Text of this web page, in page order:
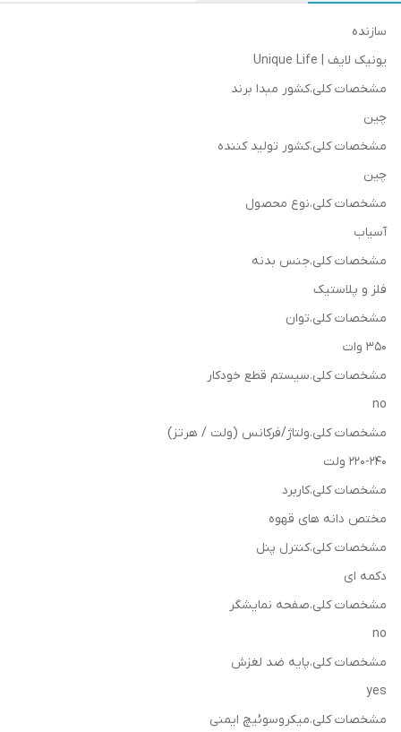
سازنده
یونیک لایف | Unique Life
مشخصات کلی.کشور مبدا برند
چین
مشخصات کلی.کشور تولید کننده
چین
مشخصات کلی.نوع محصول
آسیاب
مشخصات کلی.جنس بدنه
فلز و پلاستیک
مشخصات کلی.توان
350 وات
مشخصات کلی.سیستم قطع خودکار
no
مشخصات کلی.ولتاژ/فرکانس (ولت / هرتز)
220-240 ولت
مشخصات کلی.کاربرد
مختص دانه های قهوه
مشخصات کلی.کنترل پنل
دکمه ای
مشخصات کلی.صفحه نمایشگر
no
مشخصات کلی.پایه ضد لغزش
yes
مشخصات کلی.میکروسوئیچ ایمنی